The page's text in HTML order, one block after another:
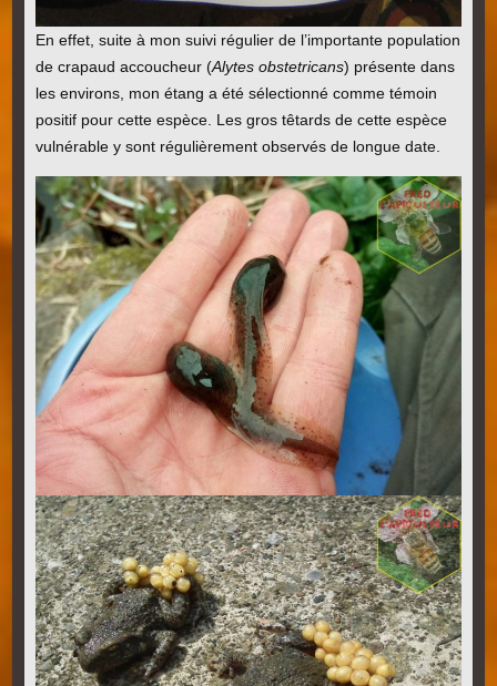
En effet, suite à mon suivi régulier de l’importante population
de crapaud accoucheur (Alytes obstetricans) présente dans
les environs, mon étang a été sélectionné comme témoin
positif pour cette espèce. Les gros têtards de cette espèce
vulnérable y sont régulièrement observés de longue date.